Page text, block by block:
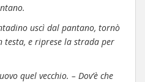
uscì dal pantano, tornò
testa, e riprese la strada per
quel vecchio. – Dov’è che